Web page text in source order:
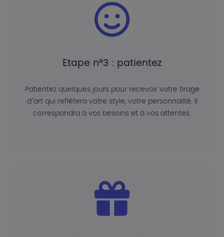
Etape n°3 : patientez
Patientez quelques jours pour recevoir votre tirage
d"art qui reflétera votre style, votre personnalité. Il
correspondra à vos besoins et à vos attentes.